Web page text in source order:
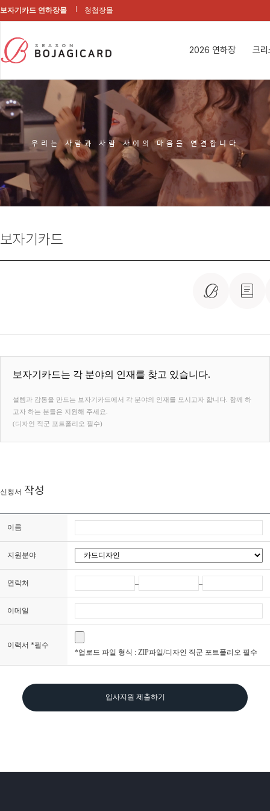
보자기카드 연하장몰 청첩장몰
2026 연하장 크
우리는 사람과 사람 사이의 마음을 연결합니다
보자기카드
보자기카드는 각 분야의 인재를 찾고 있습니다.
설렘과 감동을 만드는 보자기카드에서 각 분야의 인재를 모시고자 합니다. 함께 하
고자 하는 분들은 지원해 주세요.
(디자인 직군 포트폴리오 필수)
신청서 작성
이름
지원분야
연락처 – –
이메일
이력서 *필수
*업로드 파일 형식 : ZIP파일/디자인 직군 포트폴리오 필수
입사지원 제출하기